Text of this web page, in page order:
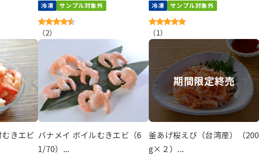
冷凍
サンプル対象外
（2）
冷凍
サンプル対象外
（1）
きエビ バナメイ ボイルむきエビ（6
1/70）...
期間限定終売
釜あげ桜えび（台湾産）（200
g×２）...